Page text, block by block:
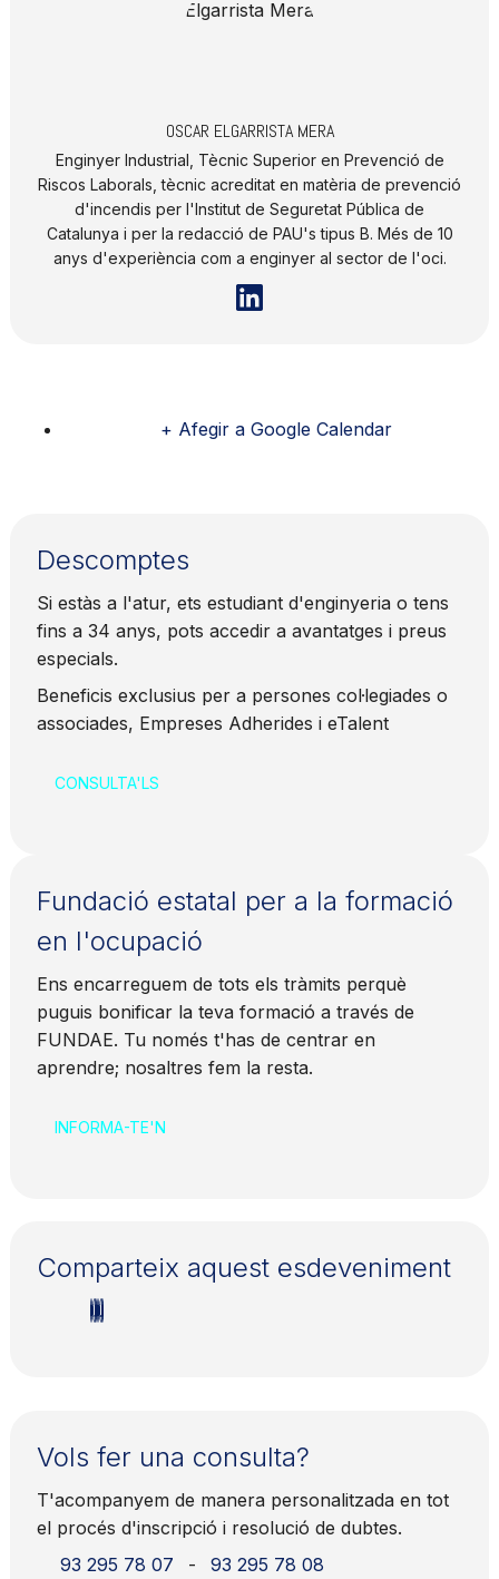
OSCAR ELGARRISTA MERA
Enginyer Industrial, Tècnic Superior en Prevenció de
Riscos Laborals, tècnic acreditat en matèria de prevenció
d'incendis per l'Institut de Seguretat Pública de
Catalunya i per la redacció de PAU's tipus B. Més de 10
anys d'experiència com a enginyer al sector de l'oci.
+ Afegir a Google Calendar
Descomptes
Si estàs a l'atur, ets estudiant d'enginyeria o tens
fins a 34 anys, pots accedir a avantatges i preus
especials.
Beneficis exclusius per a persones col·legiades o
associades, Empreses Adherides i eTalent
CONSULTA'LS
Fundació estatal per a la formació
en l'ocupació
Ens encarreguem de tots els tràmits perquè
puguis bonificar la teva formació a través de
FUNDAE. Tu només t'has de centrar en
aprendre; nosaltres fem la resta.
INFORMA-TE'N
Vols fer una consulta?
T'acompanyem de manera personalitzada en tot
el procés d'inscripció i resolució de dubtes.
93 295 78 07
-
93 295 78 08
Comparteix aquest esdeveniment